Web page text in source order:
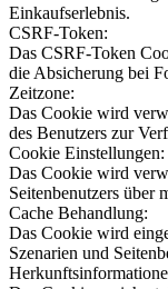
Einkaufserlebnis.
CSRF-Token:
Das CSRF-Token
die Absicherung bei
Zeitzone:
Das Cookie wird
des Benutzers zur
Cookie Einstellungen:
Das Cookie wird
Seitenbenutzers über
Cache Behandlung:
Das Cookie wird
Szenarien und